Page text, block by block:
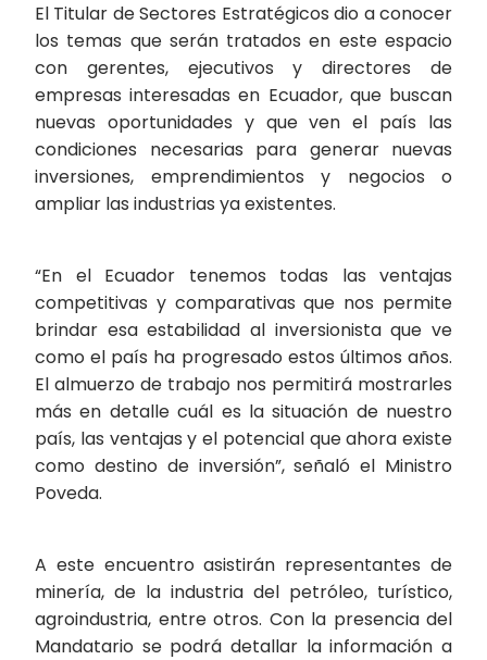
El Titular de Sectores Estratégicos dio a conocer
los temas que serán tratados en este espacio
con gerentes, ejecutivos y directores de
empresas interesadas en Ecuador, que buscan
nuevas oportunidades y que ven el país las
condiciones necesarias para generar nuevas
inversiones, emprendimientos y negocios o
ampliar las industrias ya existentes.
“En el Ecuador tenemos todas las ventajas
competitivas y comparativas que nos permite
brindar esa estabilidad al inversionista que ve
como el país ha progresado estos últimos años.
El almuerzo de trabajo nos permitirá mostrarles
más en detalle cuál es la situación de nuestro
país, las ventajas y el potencial que ahora existe
como destino de inversión”, señaló el Ministro
Poveda.
A este encuentro asistirán representantes de
minería, de la industria del petróleo, turístico,
agroindustria, entre otros. Con la presencia del
Mandatario se podrá detallar la información a